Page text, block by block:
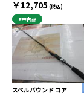
￥12,705 (税込)
#中古品
スペルバウンド コア